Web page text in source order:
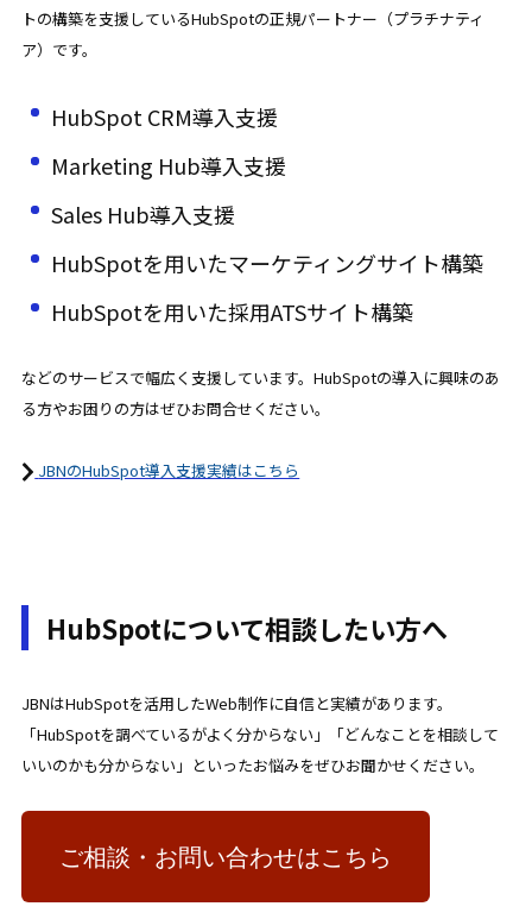
トの構築を支援しているHubSpotの正規パートナー（プラチナティ
ア）です。
HubSpot CRM導入支援
Marketing Hub導入支援
Sales Hub導入支援
HubSpotを用いたマーケティングサイト構築
HubSpotを用いた採用ATSサイト構築
などのサービスで幅広く支援しています。HubSpotの導入に興味のあ
る方やお困りの方はぜひお問合せください。
JBNのHubSpot導入支援実績はこちら
HubSpotについて相談したい方へ
JBNはHubSpotを活用したWeb制作に自信と実績があります。
「HubSpotを調べているがよく分からない」「どんなことを相談して
いいのかも分からない」といったお悩みをぜひお聞かせください。
ご相談・お問い合わせはこちら